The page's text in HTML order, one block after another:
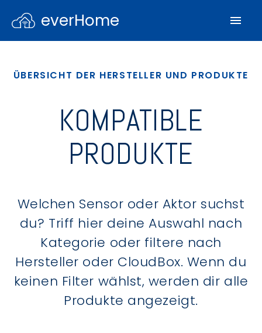
everHome
ÜBERSICHT DER HERSTELLER UND PRODUKTE
KOMPATIBLE
PRODUKTE
Welchen Sensor oder Aktor suchst
du? Triff hier deine Auswahl nach
Kategorie oder filtere nach
Hersteller oder CloudBox. Wenn du
keinen Filter wählst, werden dir alle
Produkte angezeigt.